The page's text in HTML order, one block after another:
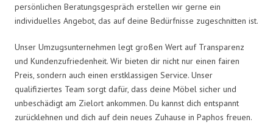
persönlichen Beratungsgespräch erstellen wir gerne ein
individuelles Angebot, das auf deine Bedürfnisse zugeschnitten ist.
Unser Umzugsunternehmen legt großen Wert auf Transparenz
und Kundenzufriedenheit. Wir bieten dir nicht nur einen fairen
Preis, sondern auch einen erstklassigen Service. Unser
qualifiziertes Team sorgt dafür, dass deine Möbel sicher und
unbeschädigt am Zielort ankommen. Du kannst dich entspannt
zurücklehnen und dich auf dein neues Zuhause in Paphos freuen.